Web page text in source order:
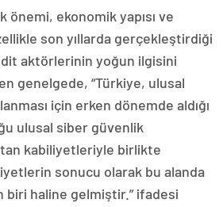
önemi, ekonomik yapısı ve
son yıllarda gerçekleştirdiği
aktörlerinin yoğun ilgisini
genelgede, “Türkiye, ulusal
için erken dönemde aldığı
ulusal siber güvenlik
kabiliyetleriyle birlikte
sonucu olarak bu alanda
biri haline gelmiştir.” ifadesi